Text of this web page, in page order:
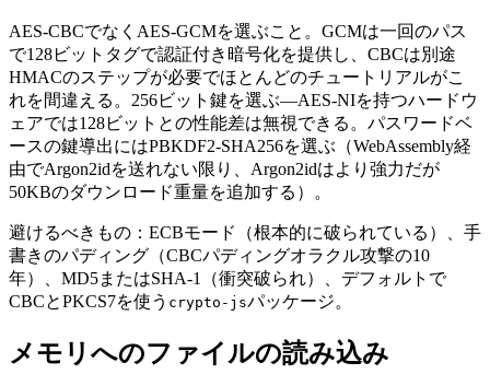
AES-CBCでなくAES-GCMを選ぶこと。GCMは一回のパス
で128ビットタグで認証付き暗号化を提供し、CBCは別途
HMACのステップが必要でほとんどのチュートリアルがこ
れを間違える。256ビット鍵を選ぶ—AES-NIを持つハードウ
ェアでは128ビットとの性能差は無視できる。パスワードベ
ースの鍵導出にはPBKDF2-SHA256を選ぶ（WebAssembly経
由でArgon2idを送れない限り、Argon2idはより強力だが
50KBのダウンロード重量を追加する）。
避けるべきもの：ECBモード（根本的に破られている）、手
書きのパディング（CBCパディングオラクル攻撃の10
年）、MD5またはSHA-1（衝突破られ）、デフォルトで
CBCとPKCS7を使う crypto-jsパッケージ。
メモリへのファイルの読み込み